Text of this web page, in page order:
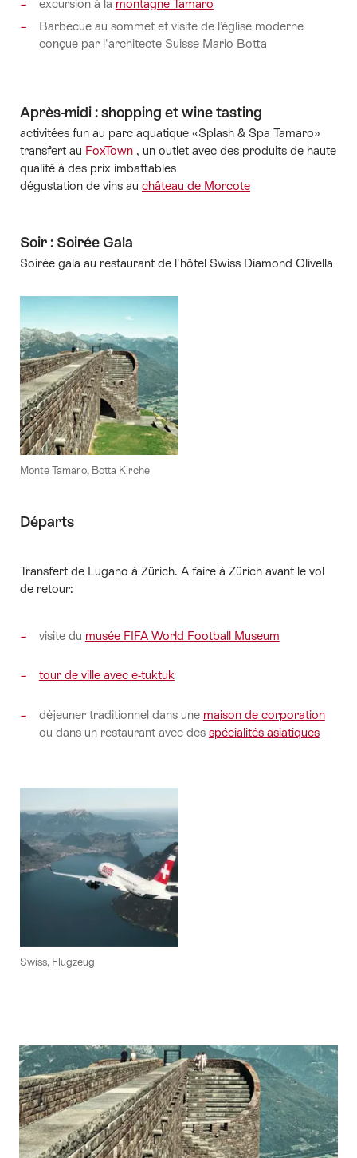
excursion à la montagne Tamaro
Barbecue au sommet et visite de l’église moderne
conçue par l'architecte Suisse Mario Botta
Après-midi : shopping et wine tasting
activitées fun au parc aquatique «Splash & Spa Tamaro»
transfert au FoxTown , un outlet avec des produits de haute
qualité à des prix imbattables
dégustation de vins au château de Morcote
Soir : Soirée Gala
Soirée gala au restaurant de l'hôtel Swiss Diamond Olivella
Monte Tamaro, Botta Kirche
Départs
Transfert de Lugano à Zürich. A faire à Zürich avant le vol
de retour:
visite du musée FIFA World Football Museum
tour de ville avec e-tuktuk
déjeuner traditionnel dans une maison de corporation
ou dans un restaurant avec des spécialités asiatiques
Swiss, Flugzeug